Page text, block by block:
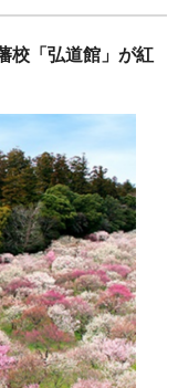
校「弘道館」が紅